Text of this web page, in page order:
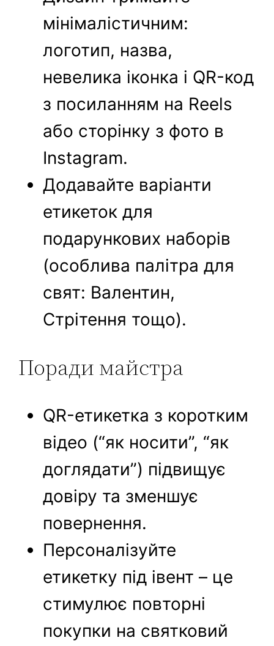
мінімалістичним:
логотип, назва,
невелика іконка і QR-код
з посиланням на Reels
або сторінку з фото в
Instagram.
Додавайте варіанти
етикеток для
подарункових наборів
(особлива палітра для
свят: Валентин,
Стрітення тощо).
Поради майстра
QR-етикетка з коротким
відео (“як носити”, “як
доглядати”) підвищує
довіру та зменшує
повернення.
Персоналізуйте
етикетку під івент – це
стимулює повторні
покупки на святковий